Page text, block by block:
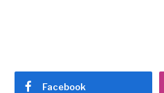
Facebook